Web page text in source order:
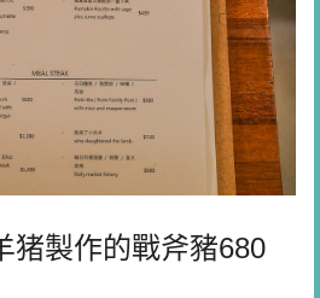
猪製作的戰斧豬680